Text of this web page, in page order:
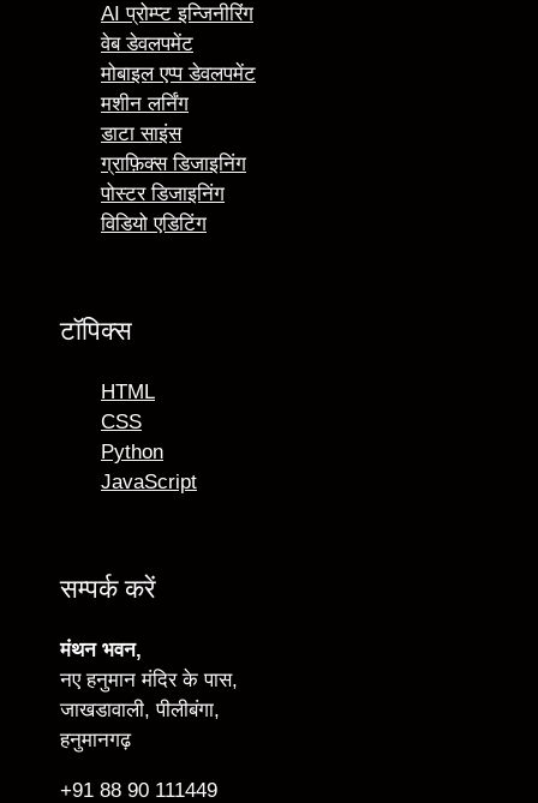
AI प्रोम्प्ट इन्जिनीरिंग
वेब डेवलपमेंट
मोबाइल एप्प डेवलपमेंट
मशीन लर्निंग
डाटा साइंस
ग्राफ़िक्स डिजाइनिंग
पोस्टर डिजाइनिंग
विडियो एडिटिंग
टॉपिक्स
HTML
CSS
Python
JavaScript
सम्पर्क करें
मंथन भवन,
नए हनुमान मंदिर के पास,
जाखडावाली, पीलीबंगा,
हनुमानगढ़
+91 88 90 111449